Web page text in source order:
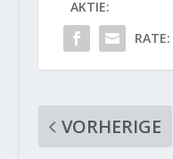
AKTIE:
RATE:
VORHERIGE